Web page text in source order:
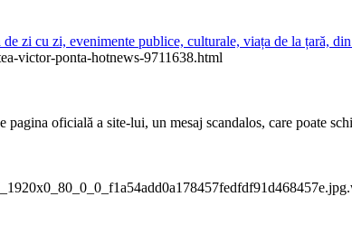
zi cu zi, evenimente publice, culturale, viața de la țară,
victor-ponta-hotnews-9711638.html
oficială a site-lui, un mesaj scandalos, care poate